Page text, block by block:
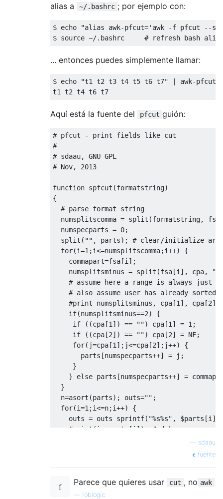
alias a
~/.bashrc ; por ejemplo con:
$ echo
"alias awk-pfcut='awk -f pfcut --
$ source ~/. bashrc # refresh bash
... entonces puedes simplemente llamar:
$ echo "t1 t2 t3 t4 t5 t6 t7" | awk-pfcut
t1 t2 t4 t6 t7
Aquí está la fuente del pfcut guión:
# pfcut - print fields like cut
#
# sdaau, GNU GPL
# Nov, 2013
function spfcut (formatstring)
{
# parse format string
  numsplitscomma
= split (formatstring, fsa
  numspecparts
= 0;
  split
( "" , parts);
# clear/initialize
for(i=1 ;i<=numsplitscomma;i++)
{
    commapart
=fsa[i ];
    numsplitsminus
= split (fsa[i ], cpa,
"-
# assume here a range is always just
# also assume user has already sorted
#print numsplitsminus, cpa[1], cpa[2];
if(numsplitsminus==2)
{
if
((cpa[1 ]) == "") cpa[1 ] = 1 ;
if
((cpa[2]) == "") cpa[2] = NF;
for( j=cpa[1 ]; j<=cpa[2]; j++)
{
       parts
[numspecparts++] = j ;
}
}
else parts [numspecparts++] =
}
  n
=asort (parts); outs="" ;
for(i=1 ;i<=n;i++)
{
    outs
= outs sprintf( "%s%s" , $parts [i ],
#print(i, parts[i]); # debug
function pfcut(formatstring)
{
print
spfcut
sdaau
fuente
Parece que quieres usar cut , no awk
roblogic